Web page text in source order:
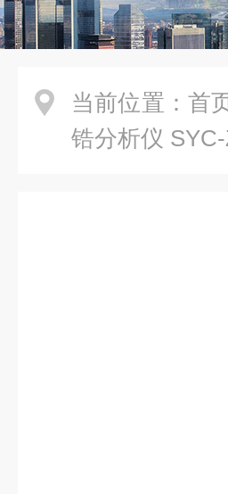
当前位置： 首
锆分析仪